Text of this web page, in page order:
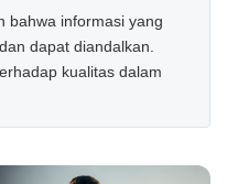
bahwa informasi yang
dapat diandalkan.
kualitas dalam